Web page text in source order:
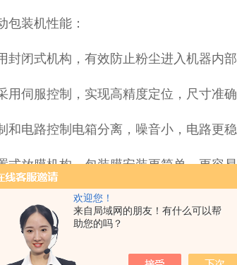
欢迎您！
来自局域网的朋友！有什么可以帮
助您的吗？
包装机性能：
闭式机构，有效防止粉尘进入机器内部
伺服控制，实现高精度定位，尺寸准确
电路控制电箱分离，噪音小，电路更稳
放膜机构，包装膜安装更简单，更容
双皮带伺服拉膜，拉膜阻力小，包装袋
差调整只需在触摸屏上调整即可，操作